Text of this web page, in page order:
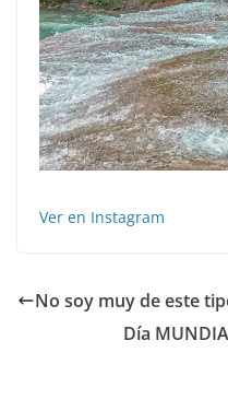
Ver en Instagram
No soy muy de este
Día